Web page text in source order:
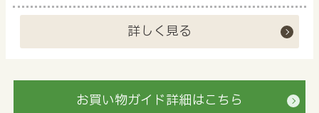
詳しく見る
お買い物ガイド詳細はこちら